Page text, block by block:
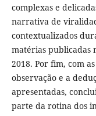
complexas e
narrativa de
contextualizados
matérias publicadas
2018. Por fim, com
observação e a
apresentadas,
parte da rotina dos